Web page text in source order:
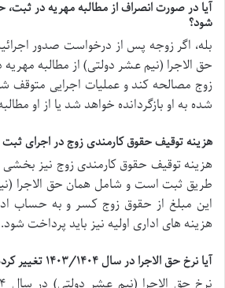
آیا در صورت انصراف از مطالبه مهریه در ثبت،
شود؟
بله، اگر زوجه پس از درخواست صدور
حق الاجرا (نیم عشر دولتی) از مطالبه
زوج مصالحه کند و عملیات اجرایی متوقف
شده به او بازگردانده خواهد شد یا از او
هزینه توقیف حقوق کارمندی زوج در اجرای
هزینه توقیف حقوق کارمندی زوج نیز بخشی
طریق ثبت است و شامل همان حق الاجرا
این مبلغ از حقوق زوج کسر و به حساب
هزینه های اداری اولیه نیز باید پرداخت شود.
آیا نرخ حق الاجرا در سال ۱۴۰۳/۱۴۰۴ تغییر کرده است؟